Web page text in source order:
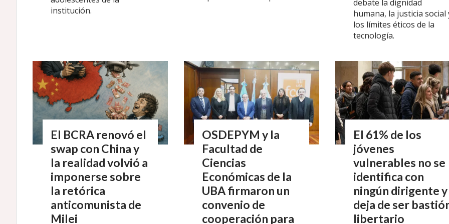
institución.
debate la dignidad
humana, la justicia social
los límites éticos de la
tecnología.
El BCRA renovó el
swap con China y
la realidad volvió a
imponerse sobre
la retórica
anticomunista de
Milei
OSDEPYM y la
Facultad de
Ciencias
Económicas de la
UBA firmaron un
convenio de
cooperación para
El 61% de los
jóvenes
vulnerables no se
identifica con
ningún dirigente y
deja de ser
libertario